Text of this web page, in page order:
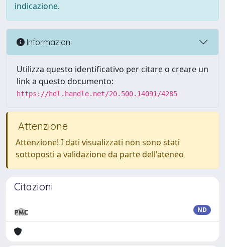
indicazione.
Informazioni
Utilizza questo identificativo per citare o creare un
link a questo documento:
https://hdl.handle.net/20.500.14091/4285
Attenzione
Attenzione! I dati visualizzati non sono stati
sottoposti a validazione da parte dell'ateneo
Citazioni
ND